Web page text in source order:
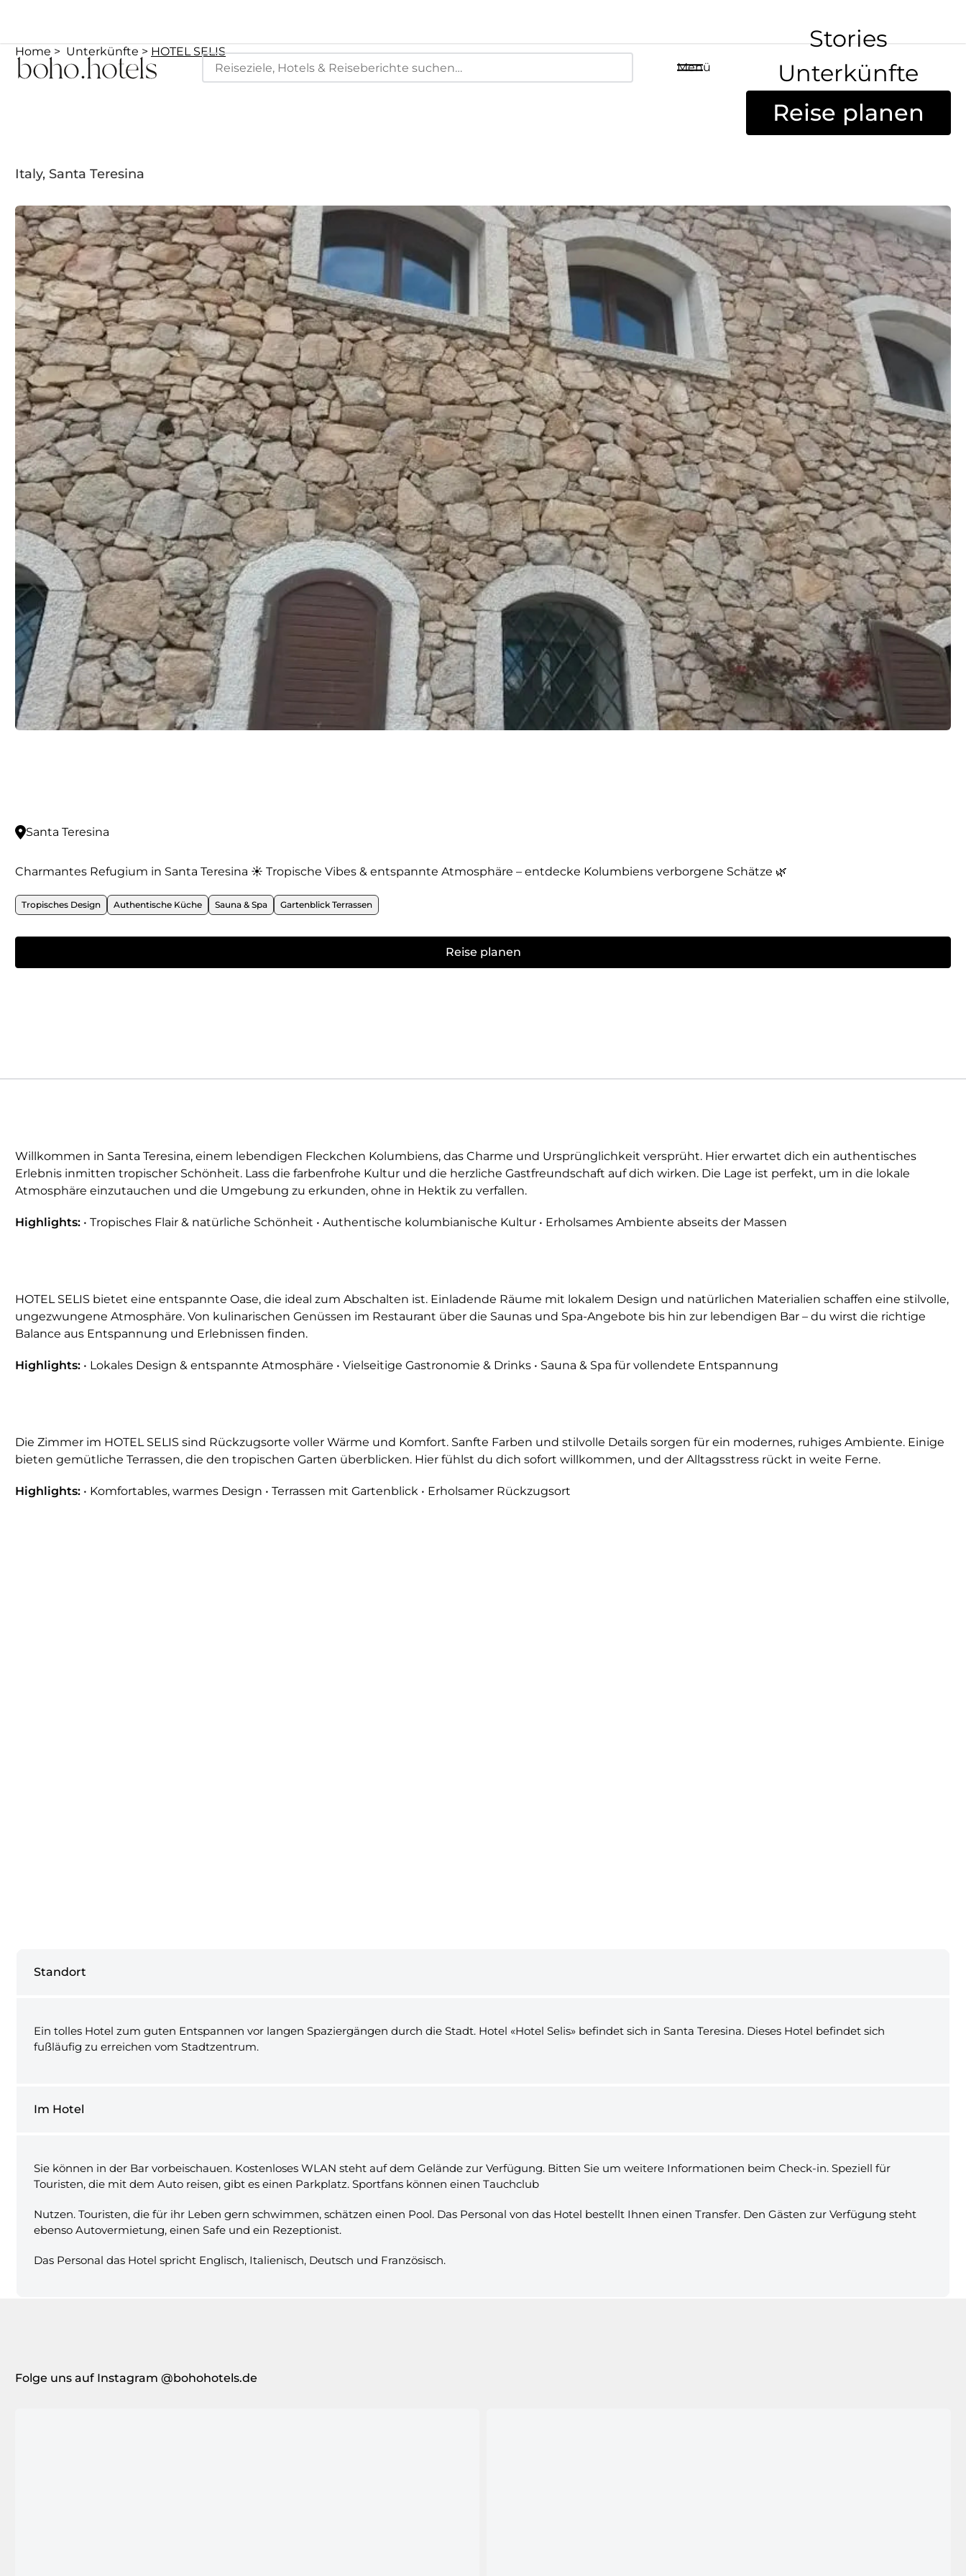
Menü
Stories
Unterkünfte
Reise planen
Home Unterkünfte HOTEL SELIS
Italy, Santa Teresina
Santa Teresina
Charmantes Refugium in Santa Teresina ☀️ Tropische Vibes & entspannte Atmosphäre – entdecke Kolumbiens verborgene Schätze 🌿
Tropisches Design Authentische Küche Sauna & Spa Gartenblick Terrassen
Reise planen
Willkommen in Santa Teresina, einem lebendigen Fleckchen Kolumbiens, das Charme und Ursprünglichkeit versprüht. Hier erwartet dich ein authentisches
Erlebnis inmitten tropischer Schönheit. Lass die farbenfrohe Kultur und die herzliche Gastfreundschaft auf dich wirken. Die Lage ist perfekt, um in die lokale
Atmosphäre einzutauchen und die Umgebung zu erkunden, ohne in Hektik zu verfallen.
Highlights: • Tropisches Flair & natürliche Schönheit • Authentische kolumbianische Kultur • Erholsames Ambiente abseits der Massen
HOTEL SELIS bietet eine entspannte Oase, die ideal zum Abschalten ist. Einladende Räume mit lokalem Design und natürlichen Materialien schaffen eine stilvolle,
ungezwungene Atmosphäre. Von kulinarischen Genüssen im Restaurant über die Saunas und Spa-Angebote bis hin zur lebendigen Bar – du wirst die richtige
Balance aus Entspannung und Erlebnissen finden.
Highlights: • Lokales Design & entspannte Atmosphäre • Vielseitige Gastronomie & Drinks • Sauna & Spa für vollendete Entspannung
Die Zimmer im HOTEL SELIS sind Rückzugsorte voller Wärme und Komfort. Sanfte Farben und stilvolle Details sorgen für ein modernes, ruhiges Ambiente. Einige
bieten gemütliche Terrassen, die den tropischen Garten überblicken. Hier fühlst du dich sofort willkommen, und der Alltagsstress rückt in weite Ferne.
Highlights: • Komfortables, warmes Design • Terrassen mit Gartenblick • Erholsamer Rückzugsort
Standort
Ein tolles Hotel zum guten Entspannen vor langen Spaziergängen durch die Stadt. Hotel «Hotel Selis» befindet sich in Santa Teresina. Dieses Hotel befindet sich
fußläufig zu erreichen vom Stadtzentrum.
Im Hotel
Sie können in der Bar vorbeischauen. Kostenloses WLAN steht auf dem Gelände zur Verfügung. Bitten Sie um weitere Informationen beim Check-in. Speziell für
Touristen, die mit dem Auto reisen, gibt es einen Parkplatz. Sportfans können einen Tauchclub
Nutzen. Touristen, die für ihr Leben gern schwimmen, schätzen einen Pool. Das Personal von das Hotel bestellt Ihnen einen Transfer. Den Gästen zur Verfügung steht
ebenso Autovermietung, einen Safe und ein Rezeptionist.
Das Personal das Hotel spricht Englisch, Italienisch, Deutsch und Französisch.
Folge uns auf Instagram @bohohotels.de